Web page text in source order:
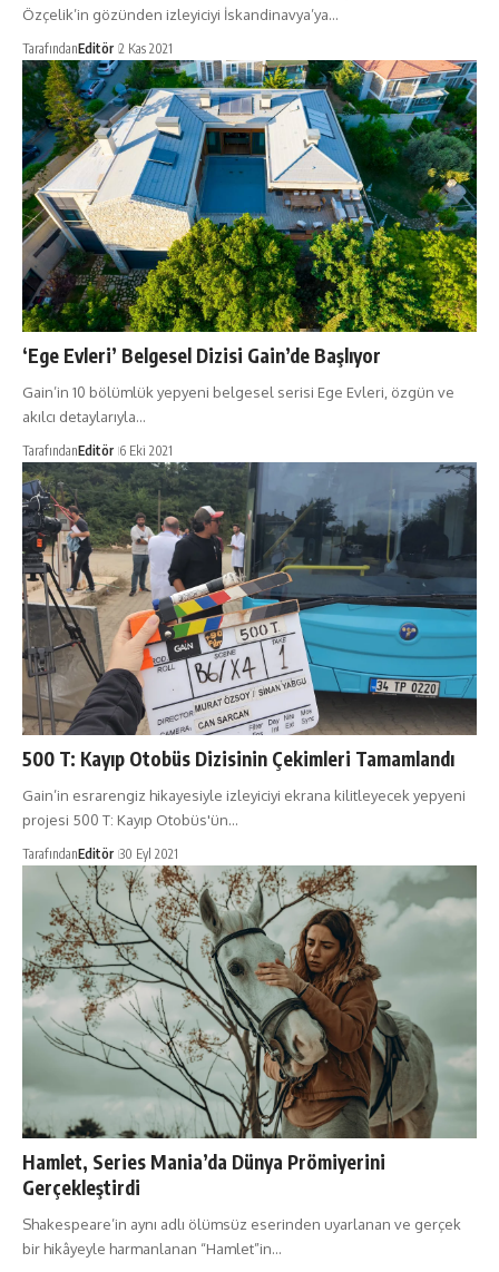
Özçelik’in gözünden izleyiciyi İskandinavya’ya…
TarafındanEditör 2 Kas 2021
‘Ege Evleri’ Belgesel Dizisi Gain’de Başlıyor
Gain’in 10 bölümlük yepyeni belgesel serisi Ege Evleri, özgün ve
akılcı detaylarıyla…
TarafındanEditör 6 Eki 2021
500 T: Kayıp Otobüs Dizisinin Çekimleri Tamamlandı
Gain’in esrarengiz hikayesiyle izleyiciyi ekrana kilitleyecek yepyeni
projesi 500 T: Kayıp Otobüs'ün…
TarafındanEditör 30 Eyl 2021
Hamlet, Series Mania’da Dünya Prömiyerini
Gerçekleştirdi
Shakespeare’in aynı adlı ölümsüz eserinden uyarlanan ve gerçek
bir hikâyeyle harmanlanan “Hamlet”in…